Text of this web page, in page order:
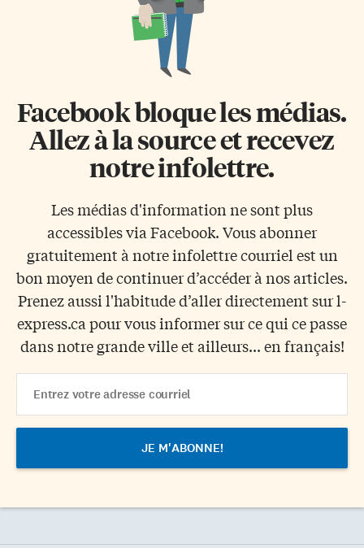
Facebook bloque les médias.
Allez à la source et recevez
notre infolettre.
Les médias d'information ne sont plus
accessibles via Facebook. Vous abonner
gratuitement à notre infolettre courriel est un
bon moyen de continuer d’accéder à nos articles.
Prenez aussi l'habitude d’aller directement sur l-
express.ca pour vous informer sur ce qui ce passe
dans notre grande ville et ailleurs... en français!
Address